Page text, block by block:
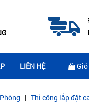
LIÊN HỆ
lắp đặt camera giám sát